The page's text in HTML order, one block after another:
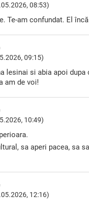
08:53)
Te-am confundat. El
09:15)
lesinai si abia apoi dupa
am de voi!
10:49)
sa aperi pacea, sa
12:16)